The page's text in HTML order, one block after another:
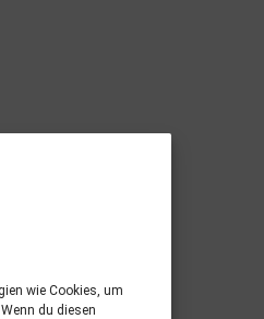
wie Cookies, um
du diesen